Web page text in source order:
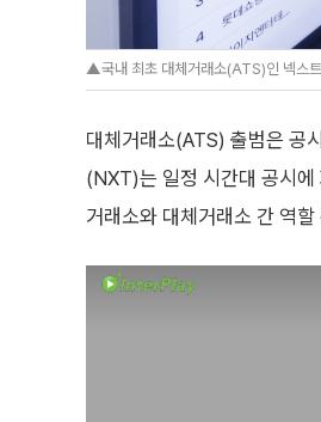
▲국내 최초 대체거래소(ATS)인 넥스
대체거래소(ATS) 출범은 공
(NXT)는 일정 시간대 공시에
거래소와 대체거래소 간 역